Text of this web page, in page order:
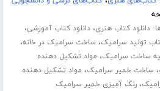
دانلود کتاب هنری،دانلود کتاب آموزشی،
تولید سرامیک، ساخت سرامیک در خانه،
ساخت سرامیک، مواد تشکیل دهنده
، ساخت خمیر سرامیک، مواد تشکیل دهنده
،رنگ آمیزی خمیر سرامیک